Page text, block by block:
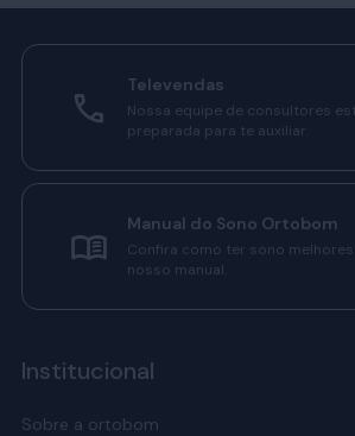
Televendas
Nossa equipe de consultores
preparada para te auxiliar.
Manual do Sono Ortobom
Confira como ter sono
nosso manual.
Institucional
Sobre a ortobom